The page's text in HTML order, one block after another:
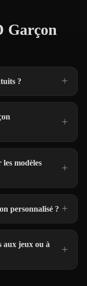
Garçon
?
modèles
personnalisé ?
aux jeux ou à